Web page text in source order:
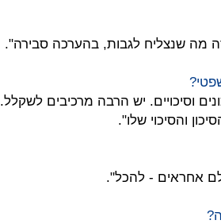
מה שנצליח לגבות, בהערכה סבירה".
וסיכויים. יש הרבה מרכיבים לשקלל.
והסיכוי שלו".
אחראים - להכל".